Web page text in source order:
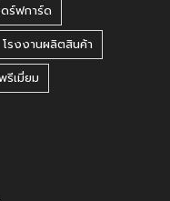
ร์ฟการ์ด
โรงงานผลิตสินค้า
รีเมี่ยม